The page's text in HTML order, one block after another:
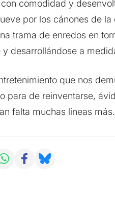
comodidad y
por los cánones de
trama de enredos en
desarrollándose a
que nos
para de reinventarse,
falta muchas lineas más.